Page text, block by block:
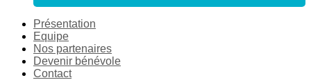
Présentation
Equipe
Nos partenaires
Devenir bénévole
Contact